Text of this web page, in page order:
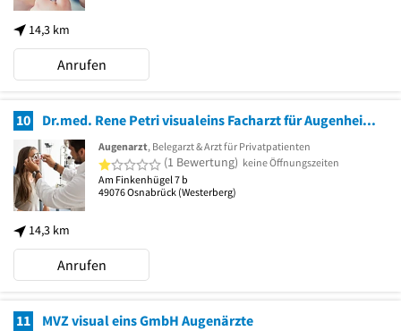
14,3 km
Anrufen
10 Dr.med. Rene Petri visualeins Facharzt für Augenheilkunde
14,3 km
Augenarzt, Belegarzt & Arzt für Privatpatienten
1 von 5 Sternen
(1 Bewertung) keine Öffnungszeiten
Am Finkenhügel 7 b
49076Osnabrück (Westerberg)
Anrufen
11 MVZ visual eins GmbH Augenärzte